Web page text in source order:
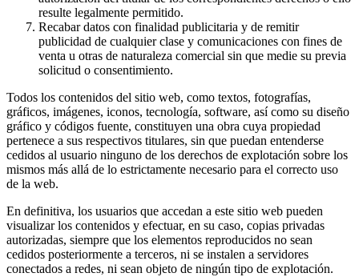
resulte legalmente permitido.
Recabar datos con finalidad publicitaria y de remitir
publicidad de cualquier clase y comunicaciones con fines de
venta u otras de naturaleza comercial sin que medie su previa
solicitud o consentimiento.
Todos los contenidos del sitio web, como textos, fotografías,
gráficos, imágenes, iconos, tecnología, software, así como su diseño
gráfico y códigos fuente, constituyen una obra cuya propiedad
pertenece a sus respectivos titulares, sin que puedan entenderse
cedidos al usuario ninguno de los derechos de explotación sobre los
mismos más allá de lo estrictamente necesario para el correcto uso
de la web.
En definitiva, los usuarios que accedan a este sitio web pueden
visualizar los contenidos y efectuar, en su caso, copias privadas
autorizadas, siempre que los elementos reproducidos no sean
cedidos posteriormente a terceros, ni se instalen a servidores
conectados a redes, ni sean objeto de ningún tipo de explotación.